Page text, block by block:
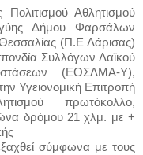
Αθλητισμού
Δήμου Φαρσάλων
(Π.Ε Λάρισας)
Συλλόγων Λαϊκού
(ΕΟΣΛΜΑ-Υ),
Υγειονομική Επιτροπή
πρωτόκολλο,
δρόμου 21 χλμ. με +
σύμφωνα με τους